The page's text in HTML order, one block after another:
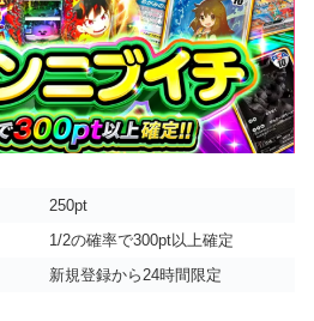
250pt
1/2の確率で300pt以上確定
新規登録から24時間限定